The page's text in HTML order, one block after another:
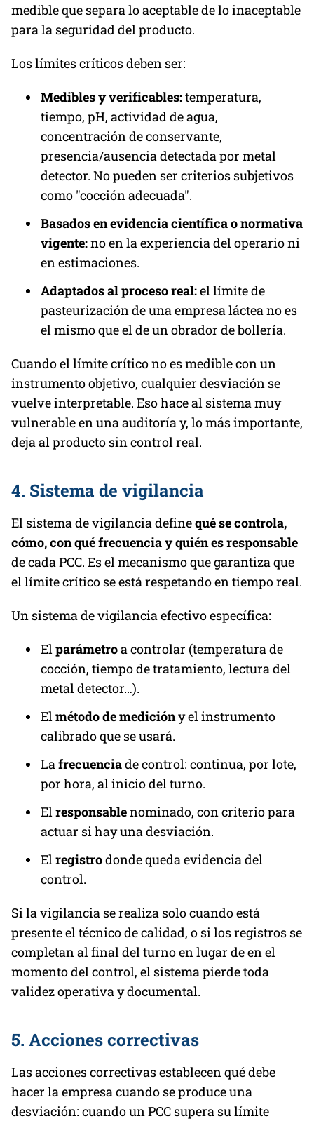
medible que separa lo aceptable de lo inaceptable
para la seguridad del producto.
Los límites críticos deben ser:
Medibles y verificables:temperatura,
tiempo, pH, actividad de agua,
concentración de conservante,
presencia/ausencia detectada por metal
detector. No pueden ser criterios subjetivos
como "cocción adecuada".
Basados en evidencia científica o normativa
vigente:no en la experiencia del operario ni
en estimaciones.
Adaptados al proceso real:el límite de
pasteurización de una empresa láctea no es
el mismo que el de un obrador de bollería.
Cuando el límite crítico no es medible con un
instrumento objetivo, cualquier desviación se
vuelve interpretable. Eso hace al sistema muy
vulnerable en una auditoría y, lo más importante,
deja al producto sin control real.
4. Sistema de vigilancia
El sistema de vigilancia definequé se controla,
cómo, con qué frecuencia y quién es responsable
de cada PCC. Es el mecanismo que garantiza que
el límite crítico se está respetando en tiempo real.
Un sistema de vigilancia efectivo específica:
El parámetroa controlar (temperatura de
cocción, tiempo de tratamiento, lectura del
metal detector…).
El método de medicióny el instrumento
calibrado que se usará.
La frecuenciade control: continua, por lote,
por hora, al inicio del turno.
El responsablenominado, con criterio para
actuar si hay una desviación.
El registrodonde queda evidencia del
control.
Si la vigilancia se realiza solo cuando está
presente el técnico de calidad, o si los registros se
completan al final del turno en lugar de en el
momento del control, el sistema pierde toda
validez operativa y documental.
5. Acciones correctivas
Las acciones correctivas establecen qué debe
hacer la empresa cuando se produce una
desviación: cuando un PCC supera su límite